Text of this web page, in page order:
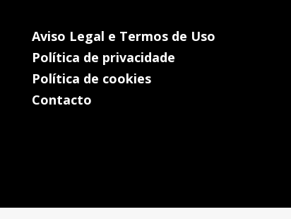
Aviso Legal e Termos de Uso
Política de privacidade
Política de cookies
Contacto